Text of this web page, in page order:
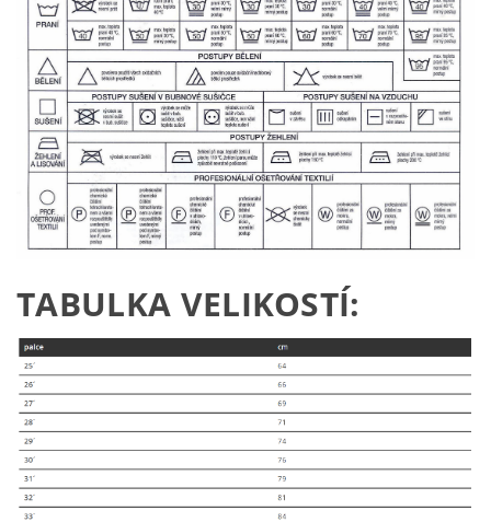
TABULKA VELIKOSTÍ: